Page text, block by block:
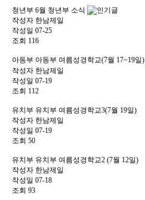
청년부 6월 청년부 소식
작성자 한남제일
작성일 07-25
조회 116
아동부 아동부 여름성경학교(7월 17~19일)
작성자 한남제일
작성일 07-19
조회 112
유치부 유치부 여름성경학교3(7월 19일)
작성자 한남제일
작성일 07-19
조회 50
유치부 유치부 여름성경학교2 (7월 12일)
작성자 한남제일
작성일 07-18
조회 93